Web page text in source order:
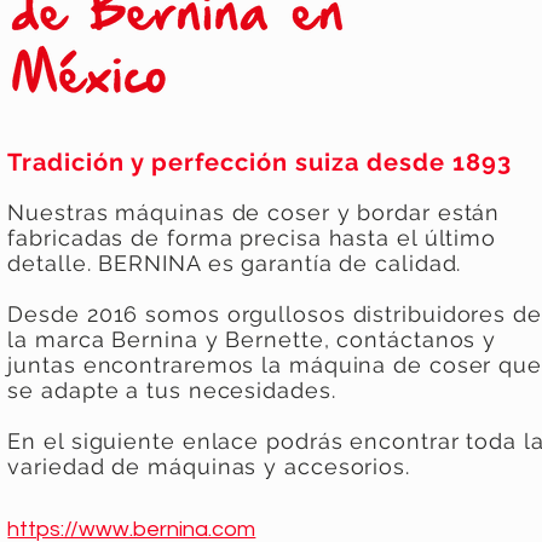
Tradición y perfección suiza desde 1893
Nuestras máquinas de coser y bordar están
fabricadas de forma precisa hasta el último
detalle. BERNINA es garantía de calidad.
Desde 2016 somos orgullosos distribuidores de
la marca Bernina y Bernette, contáctanos y
juntas encontraremos la máquina de coser que
se adapte a tus necesidades.
En el siguiente enlace podrás encontrar toda
variedad de máquinas y accesorios.
https://www.bernina.com